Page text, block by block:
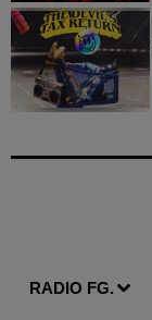
RADIO FG.